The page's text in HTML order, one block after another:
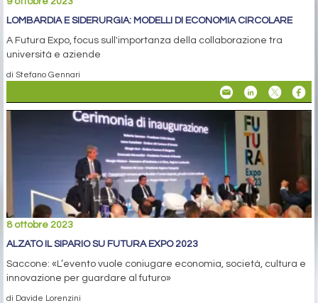
LOMBARDIA E SIDERURGIA: MODELLI DI ECONOMIA CIRCOLARE
A Futura Expo, focus sull'importanza della collaborazione tra
università e aziende
di Stefano Gennari
8 ottobre 2023
ALZATO IL SIPARIO SU FUTURA EXPO 2023
Saccone: «L’evento vuole coniugare economia, società, cultura e
innovazione per guardare al futuro»
di Davide Lorenzini